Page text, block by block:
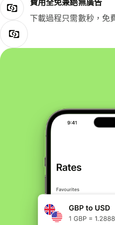
費用全免兼絕無廣告
下載過程只需數秒，免